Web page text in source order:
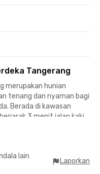
Tangerang
merupakan hunian
tenang dan nyaman bagi
Berada di kawasan
3 menit jalan kaki
Akses menuju
juga sangat mudah,
kurang dari 10 menit
lain
Laporkan